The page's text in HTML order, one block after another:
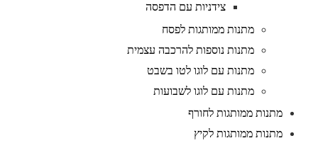
צידניות עם הדפסה
מתנות ממותגות לפסח
מתנות נוספות להרכבה עצמית
מתנות עם לוגו לטו בשבט
מתנות עם לוגו לשבועות
מתנות ממותגות לחורף
מתנות ממותגות לקיץ